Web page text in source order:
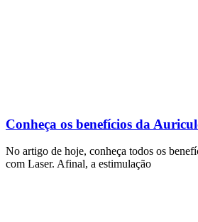
Conheça os benefícios da
No artigo de hoje, conheça todos os
com Laser. Afinal, a estimulação